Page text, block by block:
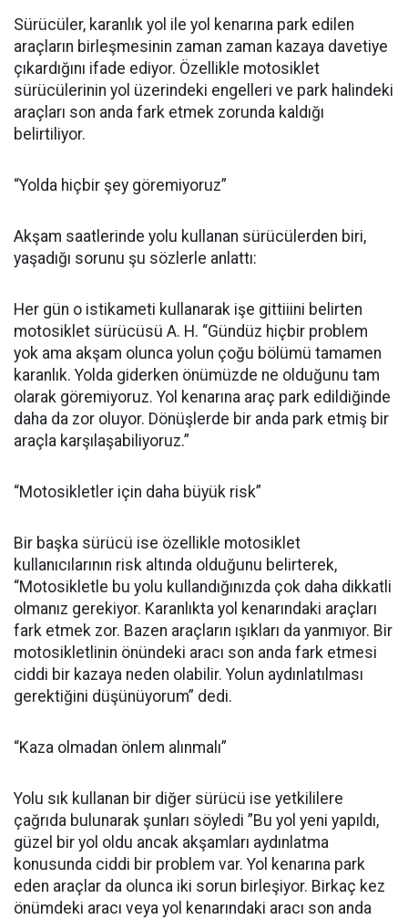
Sürücüler, karanlık yol ile yol kenarına park edilen
araçların birleşmesinin zaman zaman kazaya davetiye
çıkardığını ifade ediyor. Özellikle motosiklet
sürücülerinin yol üzerindeki engelleri ve park halindeki
araçları son anda fark etmek zorunda kaldığı
belirtiliyor.
“Yolda hiçbir şey göremiyoruz”
Akşam saatlerinde yolu kullanan sürücülerden biri,
yaşadığı sorunu şu sözlerle anlattı:
Her gün o istikameti kullanarak işe gittiiini belirten
motosiklet sürücüsü A. H. “Gündüz hiçbir problem
yok ama akşam olunca yolun çoğu bölümü tamamen
karanlık. Yolda giderken önümüzde ne olduğunu tam
olarak göremiyoruz. Yol kenarına araç park edildiğinde
daha da zor oluyor. Dönüşlerde bir anda park etmiş bir
araçla karşılaşabiliyoruz.”
“Motosikletler için daha büyük risk”
Bir başka sürücü ise özellikle motosiklet
kullanıcılarının risk altında olduğunu belirterek,
“Motosikletle bu yolu kullandığınızda çok daha dikkatli
olmanız gerekiyor. Karanlıkta yol kenarındaki araçları
fark etmek zor. Bazen araçların ışıkları da yanmıyor. Bir
motosikletlinin önündeki aracı son anda fark etmesi
ciddi bir kazaya neden olabilir. Yolun aydınlatılması
gerektiğini düşünüyorum” dedi.
“Kaza olmadan önlem alınmalı”
Yolu sık kullanan bir diğer sürücü ise yetkililere
çağrıda bulunarak şunları söyledi ”Bu yol yeni yapıldı,
güzel bir yol oldu ancak akşamları aydınlatma
konusunda ciddi bir problem var. Yol kenarına park
eden araçlar da olunca iki sorun birleşiyor. Birkaç kez
önümdeki aracı veya yol kenarındaki aracı son anda